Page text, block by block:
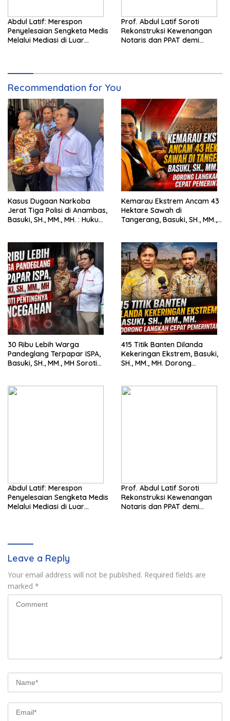
Abdul Latif: Merespon
Penyelesaian Sengketa Medis
Melalui Mediasi di Luar
Prof. Abdul Latif Soroti
Rekonstruksi Kewenangan
Notaris dan PPAT demi
Recommendation for You
Kasus Dugaan Narkoba
Jerat Tiga Polisi di Anambas,
Basuki, SH., MM., MH. : Hukum
Kemarau Ekstrem Ancam 43
Hektare Sawah di
Tangerang, Basuki, SH., MM.,
30 Ribu Lebih Warga
Pandeglang Terpapar ISPA,
Basuki, SH., MM., MH Soroti
415 Titik Banten Dilanda
Kekeringan Ekstrem, Basuki,
SH., MM., MH. Dorong
Abdul Latif: Merespon
Penyelesaian Sengketa Medis
Melalui Mediasi di Luar
Prof. Abdul Latif Soroti
Rekonstruksi Kewenangan
Notaris dan PPAT demi
Leave a Reply
Your email address will not be published. Required fields are
marked *